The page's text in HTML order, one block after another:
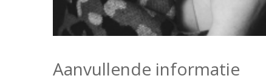
Aanvullende informatie